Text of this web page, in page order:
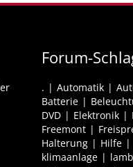
Forum-
. Automatik
Batterie
DVD
Elektronik
Freemont
Halterung
Hilfe
klimaanlage